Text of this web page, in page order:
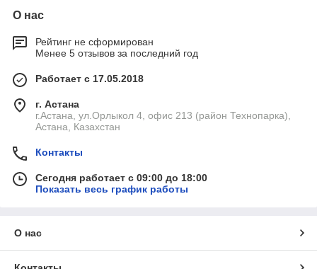
О нас
Рейтинг не сформирован
Менее 5 отзывов за последний год
Работает с 17.05.2018
г. Астана
г.Астана, ул.Орлыкол 4, офис 213 (район Технопарка),
Астана, Казахстан
Контакты
Сегодня работает с 09:00 до 18:00
Показать весь график работы
О нас